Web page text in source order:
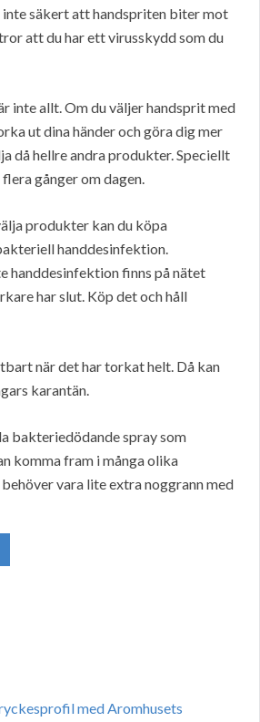
inte säkert att handspriten biter mot
att du har ett virusskydd som du
inte allt. Om du väljer handsprit med
ut dina händer och göra dig mer
då hellre andra produkter. Speciellt
gånger om dagen.
produkter kan du köpa
handdesinfektion.
handdesinfektion finns på nätet
har slut. Köp det och håll
när det har torkat helt. Då kan
karantän.
bakteriedödande spray som
komma fram i många olika
behöver vara lite extra noggrann med
med Aromhusets